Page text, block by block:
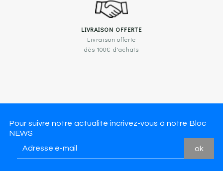
LIVRAISON OFFERTE
Livraison offerte
dès 100€ d'achats
Pour suivre notre actualité incrivez-vous à notre Bloc
NEWS